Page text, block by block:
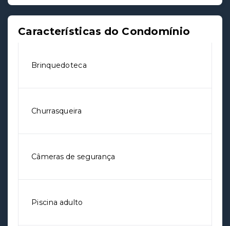
Características do Condomínio
Brinquedoteca
Churrasqueira
Câmeras de segurança
Piscina adulto